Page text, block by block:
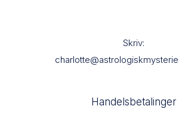
Skriv:
Handelsbetalinger